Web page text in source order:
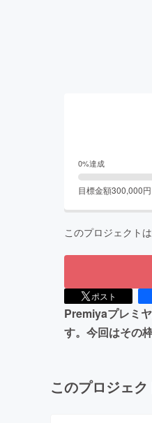
0%達成
目標金額300,000円
このプロジェクトは
ポスト
Premiyaプレミ
す。今回はその
このプロジェ